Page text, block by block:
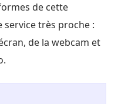
de cette
très proche :
de la webcam et